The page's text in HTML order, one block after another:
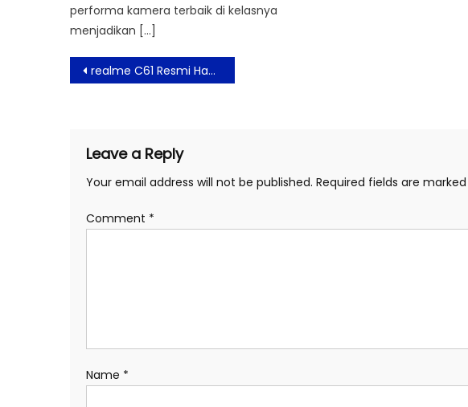
performa kamera terbaik di kelasnya
menjadikan […]
Post
navigation
realme C61 Resmi Hadir di Indonesia, Smartphone Pilihan dengan Durabilitas Tinggi
Leave a Reply
Your email address will not be published. Required fields are marked
Comment *
Name *